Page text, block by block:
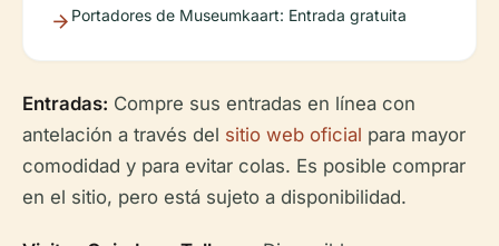
Portadores de Museumkaart: Entrada gratuita
Entradas: Compre sus entradas en línea con
antelación a través del sitio web oficial para mayor
comodidad y para evitar colas. Es posible comprar
en el sitio, pero está sujeto a disponibilidad.